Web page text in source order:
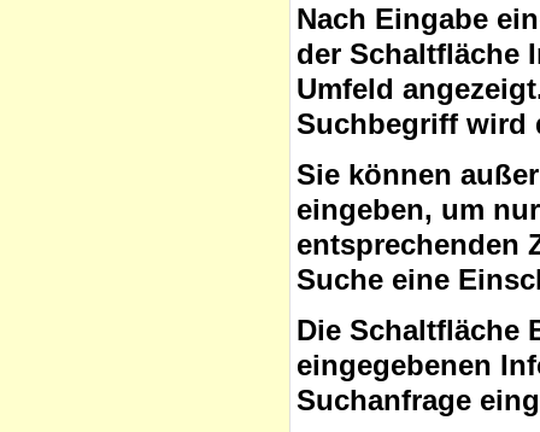
Nach Eingabe
der Schaltfläche
Umfeld
Suchbegriff wird
Sie können
eingeben, um
entsprechenden
Suche eine
Die Schaltfläche
eingegebenen
Suchanfrage